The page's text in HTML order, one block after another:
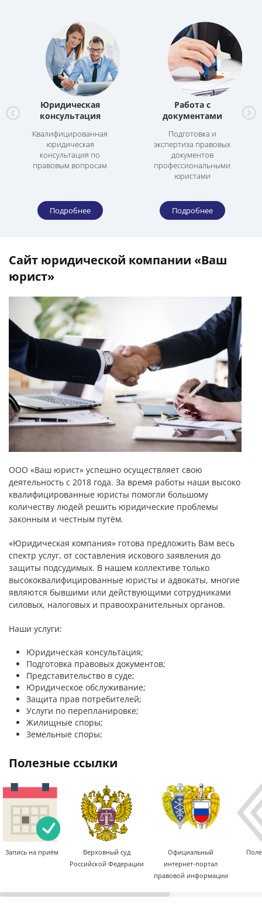
Юридическая
консультация
Квалифицированная
юридическая
консультация по
правовым вопросам
Подробнее
Работа с
документами
Подготовка и
экспертиза правовых
документов
профессиональными
юристами
Подробнее
Сайт юридической компании «Ваш
юрист»
ООО «Ваш юрист» успешно осуществляет свою
деятельность с 2018 года. За время работы наши высоко
квалифицированные юристы помогли большому
количеству людей решить юридические проблемы
законным и честным путём.
«Юридическая компания» готова предложить Вам весь
спектр услуг, от составления искового заявления до
защиты подсудимых. В нашем коллективе только
высококвалифицированные юристы и адвокаты, многие
являются бывшими или действующими сотрудниками
силовых, налоговых и правоохранительных органов.
Наши услуги:
Юридическая консультация;
Подготовка правовых документов;
Представительство в суде;
Юридическое обслуживание;
Защита прав потребителей;
Услуги по перепланировке;
Жилищные споры;
Земельные споры;
полезные ссылки
Запись на приём
Верховный суд
Российской Федерации
Официальный
интернет-портал
правовой информации